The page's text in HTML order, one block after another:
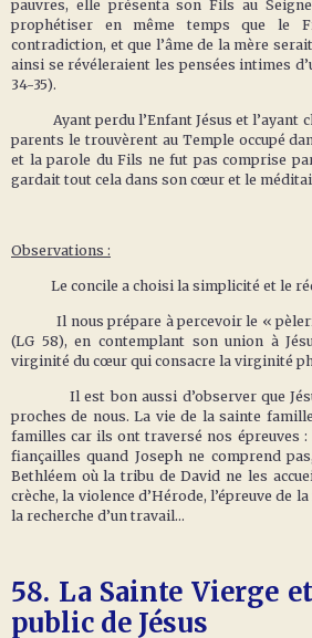
pauvres, elle présenta son Fils au
prophétiser en même temps que le
contradiction, et que l’âme de la mère
ainsi se révéleraient les pensées intimes
34-35).
Ayant perdu l’Enfant Jésus et l’ayant
parents le trouvèrent au Temple occupé
et la parole du Fils ne fut pas comprise
gardait tout cela dans son cœur et le
Observations :
Le concile a choisi la simplicité et le
Il nous prépare à percevoir le «
(LG 58), en contemplant son union à
virginité du cœur qui consacre la virginité
Il est bon aussi d’observer que
proches de nous. La vie de la sainte
familles car ils ont traversé nos épreuves :
fiançailles quand Joseph ne comprend
Bethléem où la tribu de David ne les
crèche, la violence d’Hérode, l’épreuve de
la recherche d’un travail…
58. La Sainte Vierge
public de Jésus